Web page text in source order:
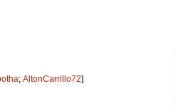
‎;AltonCarrillo72‎]